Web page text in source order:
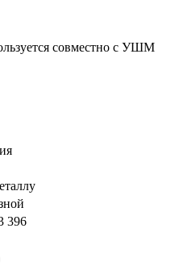
совместно с УШМ
396